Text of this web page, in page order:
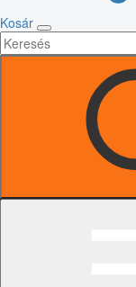
Kosár